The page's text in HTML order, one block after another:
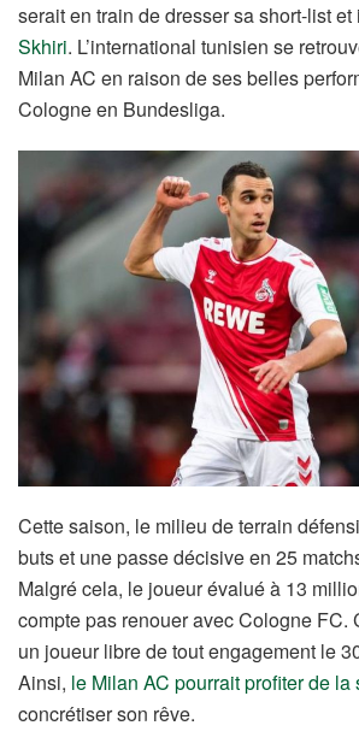
serait en train de dresser sa short-list
Skhiri. L’international tunisien se
Milan AC en raison de ses belles
Cologne en Bundesliga.
Cette saison, le milieu de terrain
buts et une passe décisive en 25
Malgré cela, le joueur évalué à 13
compte pas renouer avec Cologne FC.
un joueur libre de tout engagement le
Ainsi, le Milan AC pourrait profiter de la
concrétiser son rêve.